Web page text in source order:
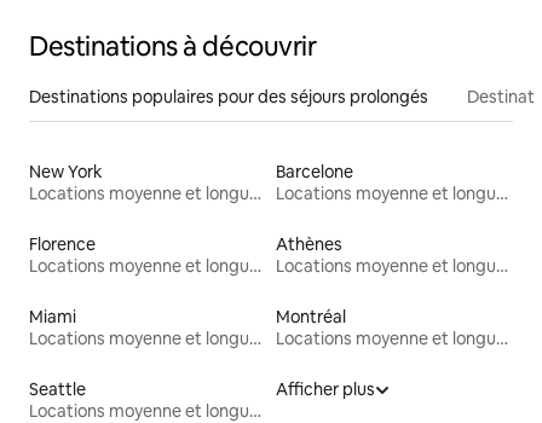
Destinations à découvrir
Destinations populaires pour des séjours prolongés
New York
Locations moyenne et longue durée
Barcelone
Locations moyenne et longue durée
Florence
Locations moyenne et longue durée
Athènes
Locations moyenne et longue durée
Miami
Locations moyenne et longue durée
Montréal
Locations moyenne et longue durée
Seattle
Locations moyenne et longue durée
Afficher plus